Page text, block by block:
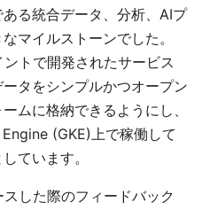
る統合データ、分析、AIプ
マイルストーンでした。
トで開発されたサービス
タをシンプルかつオープン
ムに格納できるようにし、
(GKE)上で稼働して
ています。
した際のフィードバック